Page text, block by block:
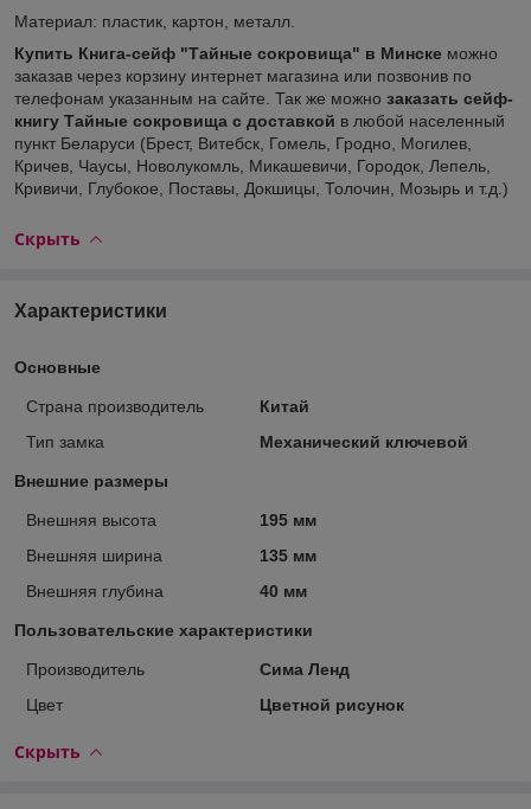
Материал: пластик, картон, металл.
Купить Книга-сейф "Тайные сокровища" в Минске можно
заказав через корзину интернет магазина или позвонив по
телефонам указанным на сайте. Так же можно заказать сейф-
книгу Тайные сокровища с доставкой в любой населенный
пункт Беларуси (Брест, Витебск, Гомель, Гродно, Могилев,
Кричев, Чаусы, Новолукомль, Микашевичи, Городок, Лепель,
Кривичи, Глубокое, Поставы, Докшицы, Толочин, Мозырь и т.д.)
Скрыть
Характеристики
Основные
Страна производитель
Китай
Тип замка
Механический ключевой
Внешние размеры
Внешняя высота
195 мм
Внешняя ширина
135 мм
Внешняя глубина
40 мм
Пользовательские характеристики
Производитель
Сима Ленд
Цвет
Цветной рисунок
Скрыть